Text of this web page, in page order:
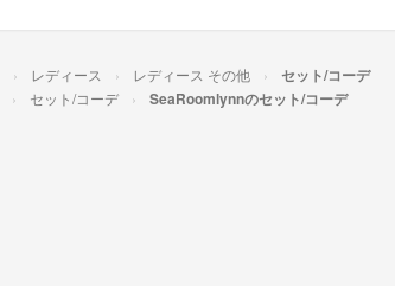
レディース レディース その他 セット/コーデ
セット/コーデ SeaRoomlynnのセット/コーデ